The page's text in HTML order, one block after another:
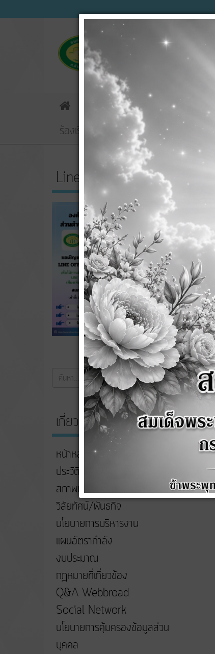
Home
ข่าวประชาสัมพันธ์ ข่าวจัดซื้อจั
ร้องเรียนทุจริตฯ
E-Service ข้อ
Line OA ของ อบต.
ค้นหา... ค้นหา
เกี่ยวกับหน่วยงาน
หน้าหลัก
ประวัติความเป็นมา
สภาพและข้อมูลพื้นฐาน
วิสัยทัศน์/พันธกิจ
นโยบายการบริหารงาน
แผนอัตรากำลัง
งบประมาณ
กฎหมายที่เกี่ยวข้อง
Q&A Webbroad
Social Network
นโยบายการคุ้มครองข้อมูลส่วน
บุคคล